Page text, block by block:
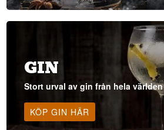
GIN
Stort urval av gin från hela världen
KÖP GIN HÄR